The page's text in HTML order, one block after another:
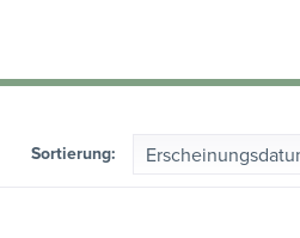
Sortierung: